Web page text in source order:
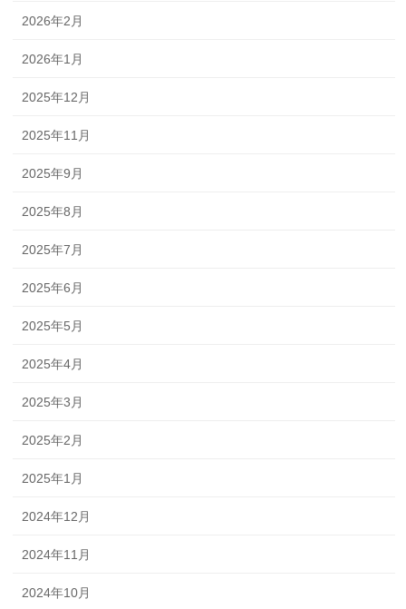
2026年2月
2026年1月
2025年12月
2025年11月
2025年9月
2025年8月
2025年7月
2025年6月
2025年5月
2025年4月
2025年3月
2025年2月
2025年1月
2024年12月
2024年11月
2024年10月